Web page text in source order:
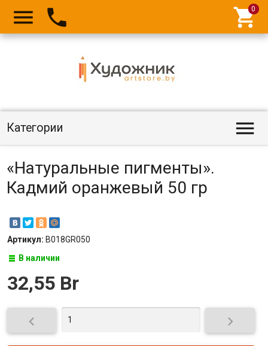
  
Категории 
«Натуральные пигменты».
Кадмий оранжевый 50 гр
Артикул: B018GR050
В наличии
32,55 Br
 